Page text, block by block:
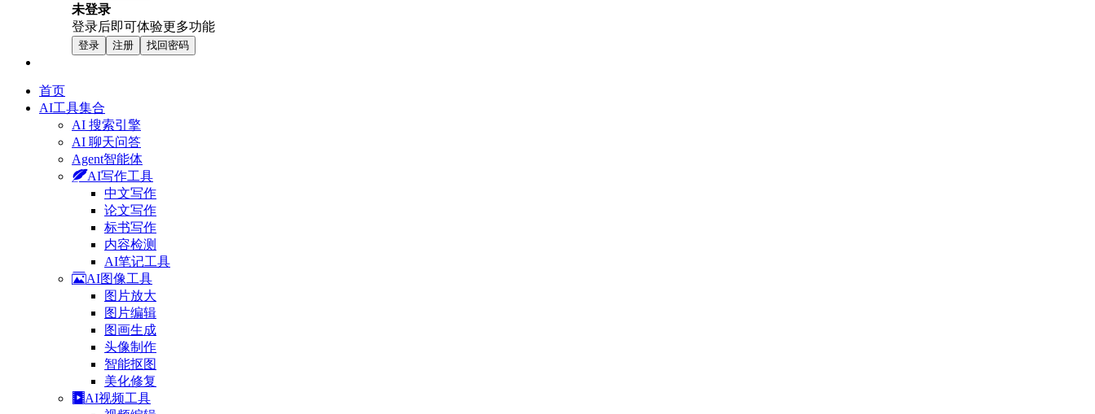
未登录
登录后即可体验更多功能
登录 注册 找回密码
首页
AI工具集合
AI 搜索引擎
AI 聊天问答
Agent智能体
AI写作工具
中文写作
论文写作
标书写作
内容检测
AI笔记工具
AI图像工具
图片放大
图片编辑
图画生成
头像制作
智能抠图
美化修复
AI视频工具